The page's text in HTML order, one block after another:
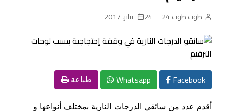
طوب طوب 24 24 يناير، 2017
Facebook
Whatsapp طباعة
أقدم عدد من سائقي الدرجات النارية بمختلف أنواعها و